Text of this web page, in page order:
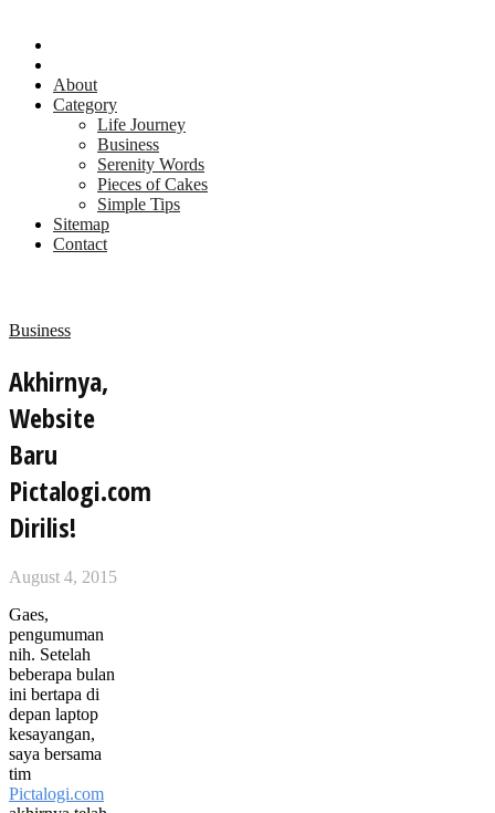
About
Category
Life Journey
Business
Serenity Words
Pieces of Cakes
Simple Tips
Sitemap
Contact
Business
Akhirnya,
Website
Baru
Pictalogi.com
Dirilis!
August 4, 2015
Gaes,
pengumuman
nih. Setelah
beberapa bulan
ini bertapa di
depan laptop
kesayangan,
saya bersama
tim
Pictalogi.com